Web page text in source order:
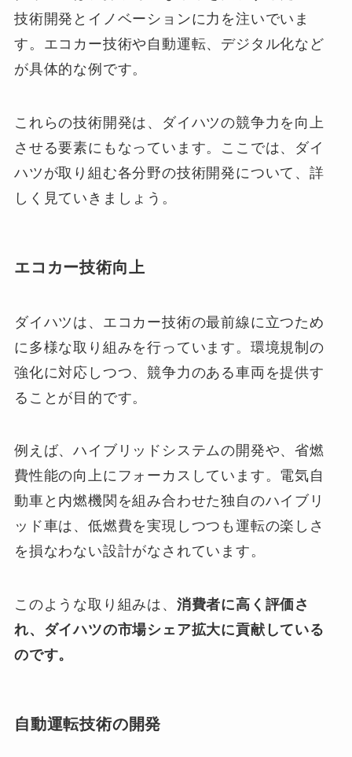
技術開発とイノベーションに力を注いでいま
す。エコカー技術や自動運転、デジタル化など
が具体的な例です。
これらの技術開発は、ダイハツの競争力を向上
させる要素にもなっています。ここでは、ダイ
ハツが取り組む各分野の技術開発について、詳
しく見ていきましょう。
エコカー技術向上
ダイハツは、エコカー技術の最前線に立つため
に多様な取り組みを行っています。環境規制の
強化に対応しつつ、競争力のある車両を提供す
ることが目的です。
例えば、ハイブリッドシステムの開発や、省燃
費性能の向上にフォーカスしています。電気自
動車と内燃機関を組み合わせた独自のハイブリ
ッド車は、低燃費を実現しつつも運転の楽しさ
を損なわない設計がなされています。
このような取り組みは、 消費者に高く評価さ
れ、ダイハツの市場シェア拡大に貢献している
のです。
自動運転技術の開発